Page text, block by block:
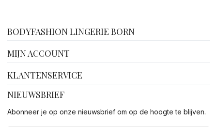
BODYFASHION LINGERIE BORN
MIJN ACCOUNT
KLANTENSERVICE
NIEUWSBRIEF
Abonneer je op onze nieuwsbrief om op de hoogte te blijven.